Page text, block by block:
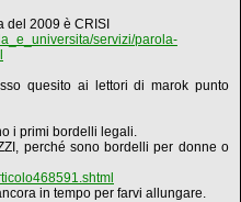
del 2009 è CRISI
servizi/parola-
quesito ai lettori di marok punto
i primi bordelli legali.
perché sono bordelli per donne o
in tempo per farvi allungare.